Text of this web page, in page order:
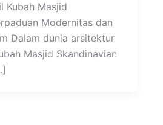
Kubah Masjid
Modernitas dan
Dalam dunia arsitektur
Masjid Skandinavian